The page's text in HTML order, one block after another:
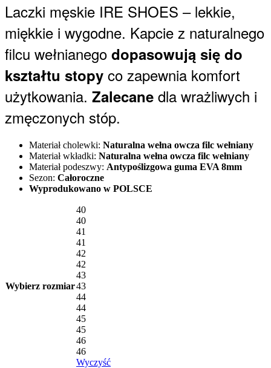
Laczki męskie IRE SHOES – lekkie,
miękkie i wygodne. Kapcie z naturalnego
filcu wełnianego dopasowują się do
kształtu stopy co zapewnia komfort
użytkowania. Zalecane dla wrażliwych i
zmęczonych stóp.
Materiał cholewki: Naturalna wełna owcza filc wełniany
Materiał wkładki: Naturalna wełna owcza filc wełniany
Materiał podeszwy: Antypoślizgowa guma EVA 8mm
Sezon: Całoroczne
Wyprodukowano w POLSCE
Wybierz rozmiar
40
40
41
41
42
42
43
43
44
44
45
45
46
46
Wyczyść